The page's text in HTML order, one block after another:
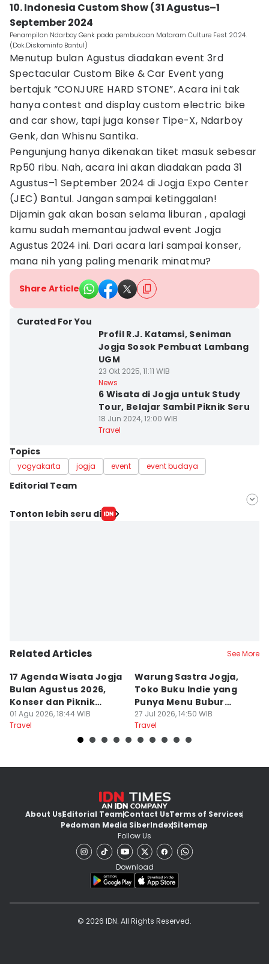
10. Indonesia Custom Show (31 Agustus–1
September 2024
Penampilan Ndarboy Genk pada pembukaan Mataram Culture Fest 2024.
(Dok.Diskominfo Bantul)
Menutup bulan Agustus diadakan event 3rd
Spectacular Custom Bike & Car Event yang
bertajuk “CONJURE HARD STONE”. Acara ini tak
hanya contest and display custom electric bike
and car show, tapi juga konser Tipe-X, Ndarboy
Genk, dan Whisnu Santika.
Pengunjung hanya dikenakan tiket masuk sebesar
Rp50 ribu. Nah, acara ini akan diadakan pada 31
Agustus–1 September 2024 di Jogja Expo Center
(JEC) Bantul. Jangan sampai ketinggalan!
Dijamin gak akan bosan selama liburan , apalagi
kamu sudah memantau jadwal event Jogja
Agustus 2024 ini. Dari acara lari sampai konser,
mana nih yang paling menarik minatmu?
Share Article
Curated For You
Profil R.J. Katamsi, Seniman
Jogja Sosok Pembuat Lambang
UGM
23 Okt 2025, 11:11 WIB
News
6 Wisata di Jogja untuk Study
Tour, Belajar Sambil Piknik Seru
18 Jun 2024, 12:00 WIB
Travel
Topics
yogyakarta jogja event event budaya
Editorial Team
Editor
Tonton lebih seru di
Related Articles See More
17 Agenda Wisata Jogja
Bulan Agustus 2026,
Konser dan Piknik
Literasi
01 Agu 2026, 18:44 WIB
Travel
Warung Sastra Jogja,
Toko Buku Indie yang
Punya Menu Bubur
Manado
27 Jul 2026, 14:50 WIB
Travel
About UsEditorial TeamContact UsTerms of Services
Pedoman Media SiberIndexSitemap
Follow Us
Download
© 2026 IDN. All Rights Reserved.